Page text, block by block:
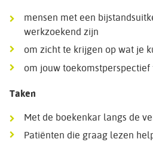
mensen met een
werkzoekend zijn
om zicht te krijgen op wat je
om jouw
Taken
Met de boekenkar langs de
Patiënten die graag lezen